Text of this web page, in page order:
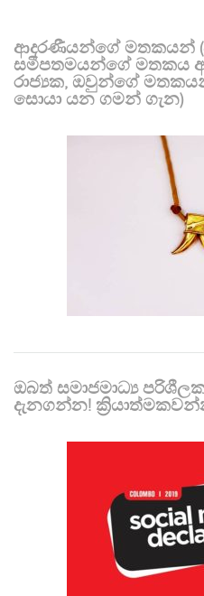
ආදරණීයන්ගේ මතකයන්
සමීපතමයන්ගේ මතකය
රාජ්‍යක, ඔවුන්ගේ
සොයා යන ගමන් ගැන)
ඔබත් සමාජමාධ්‍ය
දැනගන්න!